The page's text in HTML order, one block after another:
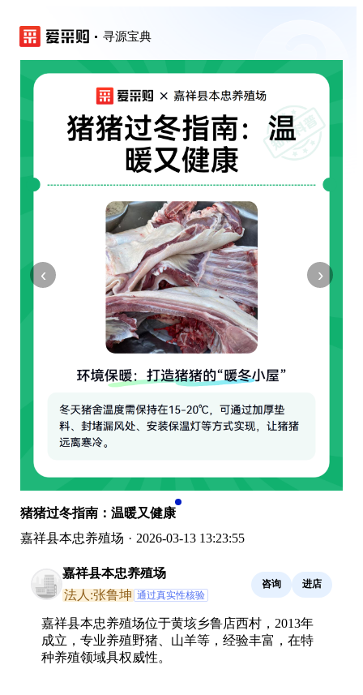
寻源宝典
‹ ›
猪猪过冬指南：温暖又健康
嘉祥县本忠养殖场 · 2026-03-13 13:23:55
嘉祥县本忠养殖场
法人:张鲁坤 通过真实性核验
咨询 进店
嘉祥县本忠养殖场位于黄垓乡鲁店西村，2013年
成立，专业养殖野猪、山羊等，经验丰富，在特
种养殖领域具权威性。